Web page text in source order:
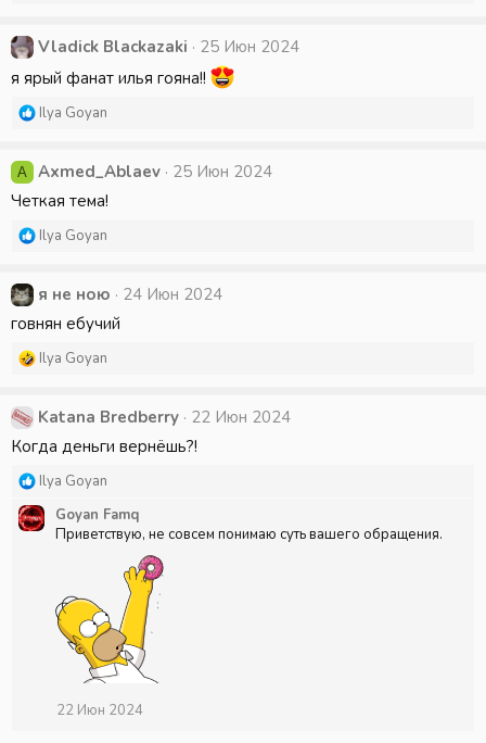
к
и
и
:
Vladick Blackazaki
25 Июн 2024
я ярый фанат илья гояна!!
Р
к
и
и
Ilya Goyan
A Axmed_Ablaev 25 Июн 2024
Четкая тема!
Р
к
и
и
Ilya Goyan
я не ною
24 Июн 2024
говнян ебучий
Р
к
и
и
Ilya Goyan
Katana Bredberry 22 Июн 2024
Когда деньги вернёшь?!
Р
а
Ilya Goyan
Goyan Famq
Приветствую, не совсем понимаю суть вашего обращения.
22 Июн 2024